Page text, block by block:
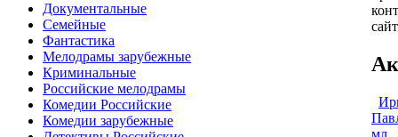
Документальные
Семейные
Фантастика
Мелодрамы зарубежные
Криминальные
Российские мелодрамы
Комедии Российские
Комедии зарубежные
мл.,